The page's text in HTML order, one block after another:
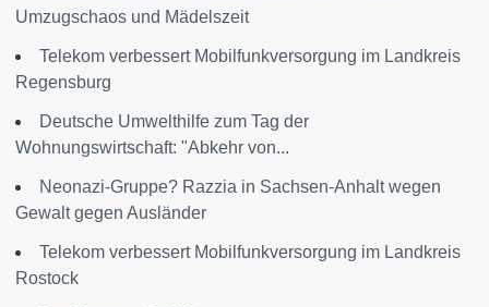
Umzugschaos und Mädelszeit
Telekom verbessert Mobilfunkversorgung im Landkreis
Regensburg
Deutsche Umwelthilfe zum Tag der
Wohnungswirtschaft: "Abkehr von...
Neonazi-Gruppe? Razzia in Sachsen-Anhalt wegen
Gewalt gegen Ausländer
Telekom verbessert Mobilfunkversorgung im Landkreis
Rostock